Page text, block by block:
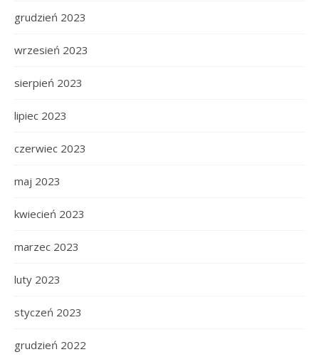
grudzień 2023
wrzesień 2023
sierpień 2023
lipiec 2023
czerwiec 2023
maj 2023
kwiecień 2023
marzec 2023
luty 2023
styczeń 2023
grudzień 2022